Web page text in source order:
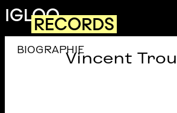
Aller au contenu principal
IGLOORECORDS
Vincent
BIOGRAPHIE